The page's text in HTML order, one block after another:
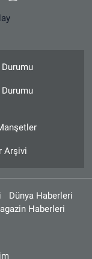
Durumu
Arşivi
Dünya Haberleri
Haberleri